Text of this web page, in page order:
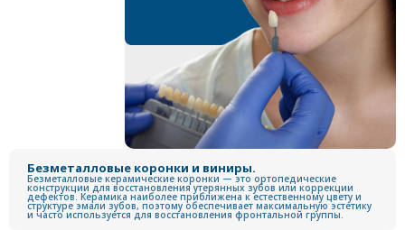
Безметалловые коронки и виниры.
Безметалловые керамические коронки — это ортопедические
конструкции для восстановления утерянных зубов или коррекции
дефектов. Керамика наиболее приближена к естественному цвету и
структуре эмали зубов, поэтому обеспечивает максимальную эстетику
и часто используется для восстановления фронтальной группы.